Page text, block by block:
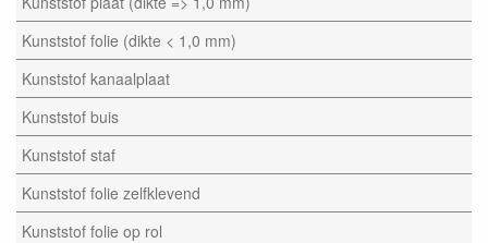
Kunststof folie (dikte < 1,0 mm)
Kunststof kanaalplaat
Kunststof buis
Kunststof staf
Kunststof folie zelfklevend
Kunststof folie op rol